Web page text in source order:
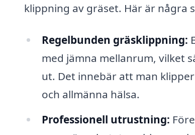
klippning av gräset. Här är några
Regelbunden gräsklippning:
med jämna mellanrum, vilket
ut. Det innebär att man
och allmänna hälsa.
Professionell utrustning: